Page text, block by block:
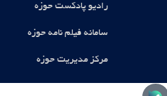
رادیو پادکست حوزه
سامانه فیلم نامه حوزه
مرکز مدیریت حوزه